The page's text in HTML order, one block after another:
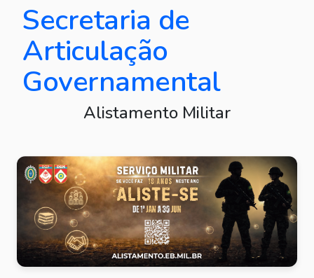
Secretaria de
Articulação
Governamental
Alistamento Militar